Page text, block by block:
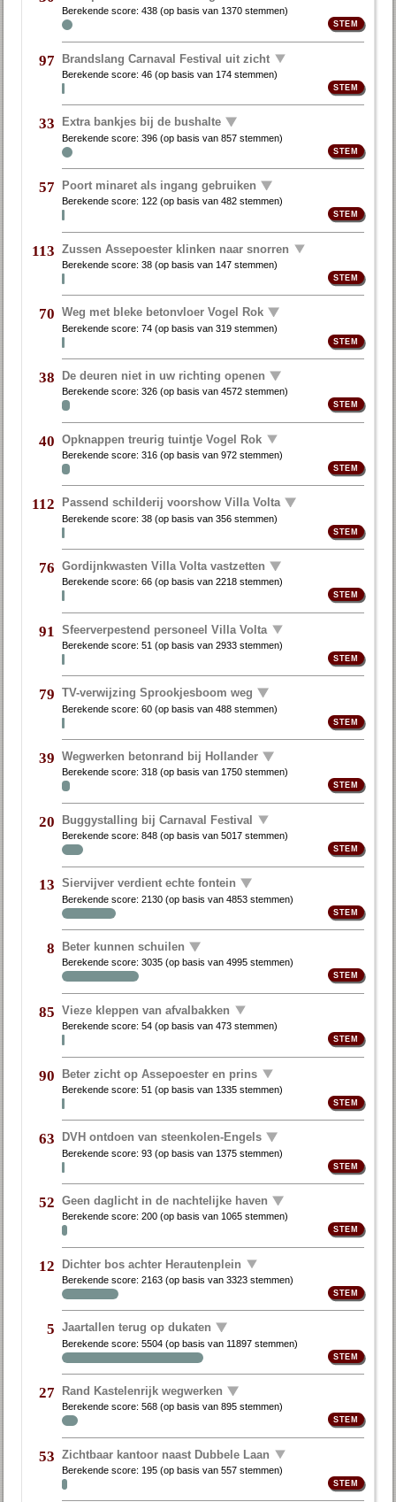
Berekende score:438 (op basis van 1370 stemmen)
97 Brandslang Carnaval Festival uit zicht
Berekende score:46 (op basis van 174 stemmen)
33 Extra bankjes bij de bushalte
Berekende score:396 (op basis van857 stemmen)
57 Poort minaret als ingang gebruiken
Berekende score: 122 (op basis van482 stemmen)
113 Zussen Assepoester klinken naar snorren
Berekende score:38 (op basis van 147 stemmen)
70 Weg met bleke betonvloer Vogel Rok
Berekende score:74 (op basis van319 stemmen)
38 De deuren niet in uw richting openen
Berekende score:326 (op basis van4572 stemmen)
40 Opknappen treurig tuintje Vogel Rok
Berekende score:316 (op basis van972 stemmen)
112 Passend schilderij voorshow Villa Volta
Berekende score:38 (op basis van356 stemmen)
76 Gordijnkwasten Villa Volta vastzetten
Berekende score:66 (op basis van2218 stemmen)
91 Sfeerverpestend personeel Villa Volta
Berekende score:51 (op basis van2933 stemmen)
79 TV-verwijzing Sprookjesboom weg
Berekende score:60 (op basis van488 stemmen)
39 Wegwerken betonrand bij Hollander
Berekende score:318 (op basis van 1750 stemmen)
20 Buggystalling bij Carnaval Festival
Berekende score:848 (op basis van5017 stemmen)
13 Siervijver verdient echte fontein
Berekende score:2130 (op basis van4853 stemmen)
8 Beter kunnen schuilen
Berekende score:3035 (op basis van4995 stemmen)
85 Vieze kleppen van afvalbakken
Berekende score:54 (op basis van473 stemmen)
90 Beter zicht op Assepoester en prins
Berekende score:51 (op basis van 1335 stemmen)
63 DVH ontdoen van steenkolen-Engels
Berekende score:93 (op basis van 1375 stemmen)
52 Geen daglicht in de nachtelijke haven
Berekende score:200 (op basis van 1065 stemmen)
12 Dichter bos achter Herautenplein
Berekende score:2163 (op basis van3323 stemmen)
5 Jaartallen terug op dukaten
Berekende score:5504 (op basis van 11897 stemmen)
27 Rand Kastelenrijk wegwerken
Berekende score:568 (op basis van895 stemmen)
53 Zichtbaar kantoor naast Dubbele Laan
Berekende score: 195 (op basis van557 stemmen)